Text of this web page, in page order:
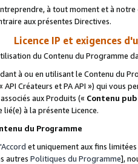
à tout moment et à
aux présentes Directives.
Licence IP et exigences
du Contenu du Programme
à ou en utilisant le Contenu du
API Créateurs et PA API ») qui vous
aux Produits (« Contenu
à la présente Licence.
du Programme
et uniquement aux fins
autres Politiques du Programme],